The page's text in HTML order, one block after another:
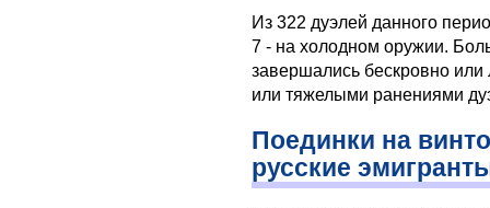
Из 322 дуэлей данного
7 - на холодном оружии.
завершались бескровно или
или тяжелыми ранениями
Поединки на
русские